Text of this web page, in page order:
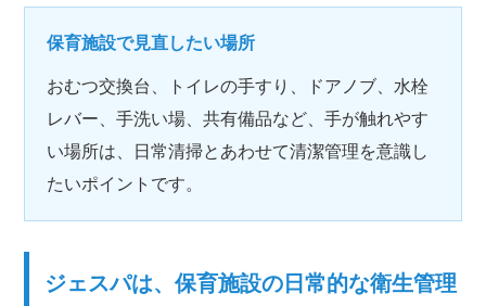
保育施設で見直したい場所
おむつ交換台、トイレの手すり、ドアノブ、水栓
レバー、手洗い場、共有備品など、手が触れやす
い場所は、日常清掃とあわせて清潔管理を意識し
たいポイントです。
ジェスパは、保育施設の日常的な衛生管理